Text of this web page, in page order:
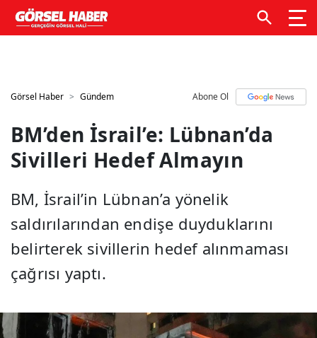
GTM kodunuzu buraya ekleyin
GTM kodunuzu buraya
ekleyin
Görsel Haber Gündem Abone Ol
BM’den İsrail’e: Lübnan’da
Sivilleri Hedef Almayın
BM, İsrail’in Lübnan’a yönelik
saldırılarından endişe duyduklarını
belirterek sivillerin hedef alınmaması
çağrısı yaptı.